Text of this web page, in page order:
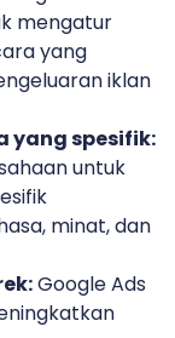
mengatur
yang
iklan
yang spesifik:
untuk
minat, dan
Google Ads